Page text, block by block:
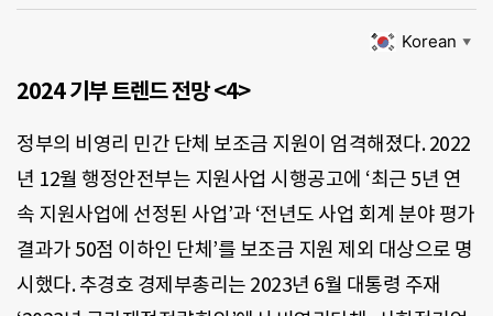
Korean ▼
2024 기부 트렌드 전망 <4>
정부의 비영리 민간 단체 보조금 지원이 엄격해졌다. 2022
년 12월 행정안전부는 지원사업 시행공고에 ‘최근 5년 연
속 지원사업에 선정된 사업’과 ‘전년도 사업 회계 분야 평가
결과가 50점 이하인 단체’를 보조금 지원 제외 대상으로 명
시했다. 추경호 경제부총리는 2023년 6월 대통령 주재